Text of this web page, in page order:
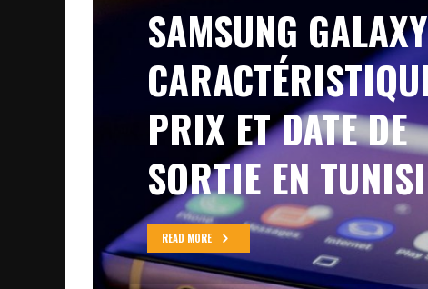
SAMSUNG
PRIX ET DATE DE
SORTIE EN
READ MORE